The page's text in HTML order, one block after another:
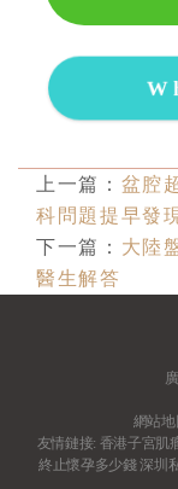
上一篇： 盆腔
科問題提早發
下一篇： 大陸
醫生解答
網站地
友情鏈接: 香港子宮肌
終止懷孕多少錢深圳